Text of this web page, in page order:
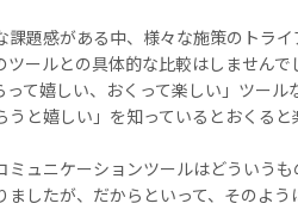
課題感がある中、様々な施策のトラ
ールとの具体的な比較はしませんで
て嬉しい、おくって楽しい」ツー
と嬉しい」を知っているとおくる
ミュニケーションツールはどういう
したが、だからといって、そのよ